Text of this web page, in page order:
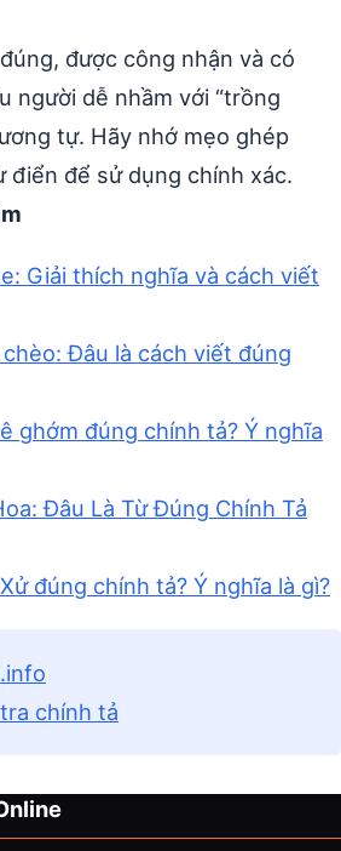
được công nhận và có
người dễ nhầm với “trồng
tự. Hãy nhớ mẹo ghép
điển để sử dụng chính xác.
Giải thích nghĩa và cách viết
Đâu là cách viết đúng
ghớm đúng chính tả? Ý nghĩa
Đâu Là Từ Đúng Chính Tả
đúng chính tả? Ý nghĩa là gì?
chính tả